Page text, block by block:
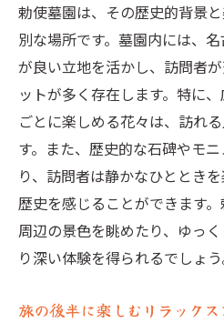
勅使墓園は、その歴史的背景
別な場所です。墓園内には、
が良い立地を活かし、訪問者
ットが多く存在します。特に
ごとに楽しめる花々は、訪れ
す。また、歴史的な石碑やモ
り、訪問者は静かなひととき
歴史を感じることができます。
周辺の景色を眺めたり、ゆっ
り深い体験を得られるでしょう
旅の後半に楽しむリラックス